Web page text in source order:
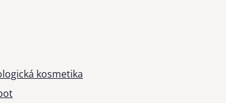
kosmetika